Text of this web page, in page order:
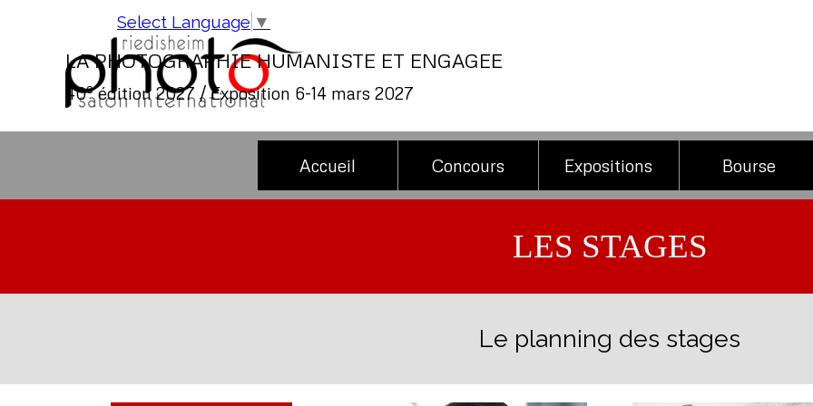
Select Language ▼
LA PHOTOGRAPHIE HUMANISTE ET ENGAGEE
40eédition 2027 / Exposition 6-14 mars 2027
Accueil Concours ▼
Expositions ▼
Bourse
LES STAGES
Le planning des stages